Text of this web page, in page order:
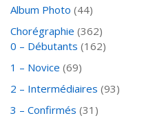
Album Photo (44)
Chorégraphie (362)
0 – Débutants (162)
1 – Novice (69)
2 – Intermédiaires (93)
3 – Confirmés (31)